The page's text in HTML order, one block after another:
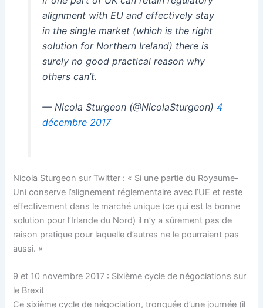
alignment with EU and effectively stay
in the single market (which is the right
solution for Northern Ireland) there is
surely no good practical reason why
others can’t.
— Nicola Sturgeon (@NicolaSturgeon) 4
décembre 2017
Nicola Sturgeon sur Twitter : « Si une partie du Royaume-
Uni conserve l’alignement réglementaire avec l’UE et reste
effectivement dans le marché unique (ce qui est la bonne
solution pour l’Irlande du Nord) il n’y a sûrement pas de
raison pratique pour laquelle d’autres ne le pourraient pas
aussi. »
9 et 10 novembre 2017 : Sixième cycle de négociations sur
le Brexit
Ce sixième cycle de négociation, tronquée d’une journée (il